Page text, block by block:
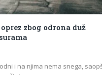
zbog odrona duž
i na njima nema snega,